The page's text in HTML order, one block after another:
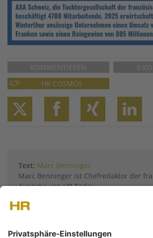
KOMMENTIEREN
0
HR COSMOS
Text: Marc Benninger
Marc Benninger ist Chefredaktor der
Ausgabe von HR Today.
Weitere Artikel von